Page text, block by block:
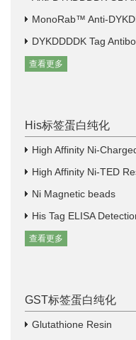
MonoRab™ Anti-
DYKDDDDK Tag
查看更多
His标签蛋白纯化
High Affinity Ni-
High Affinity Ni-TED
Ni Magnetic beads
His Tag ELISA
查看更多
GST标签蛋白纯化
Glutathione Resin